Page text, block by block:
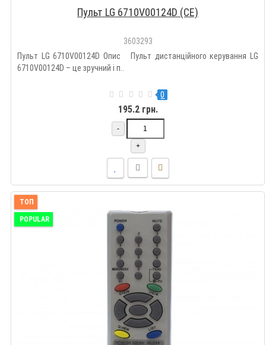
Пульт LG 6710V00124D (CE)
3603293
Пульт LG 6710V00124D Опис Пульт дистанційного керування LG
6710V00124D – це зручний і п..
0
195.2 грн.
-
+
ТОП
POPULAR